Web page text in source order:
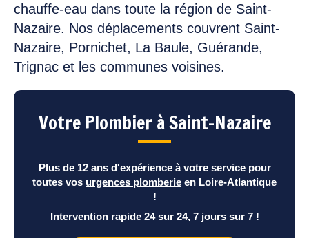
chauffe-eau dans toute la région de Saint-
Nazaire. Nos déplacements couvrent Saint-
Nazaire, Pornichet, La Baule, Guérande,
Trignac et les communes voisines.
Votre Plombier à Saint-Nazaire
Plus de 12 ans d'expérience à votre service pour
toutes vos urgences plomberie en Loire-Atlantique
!
Intervention rapide 24 sur 24, 7 jours sur 7 !